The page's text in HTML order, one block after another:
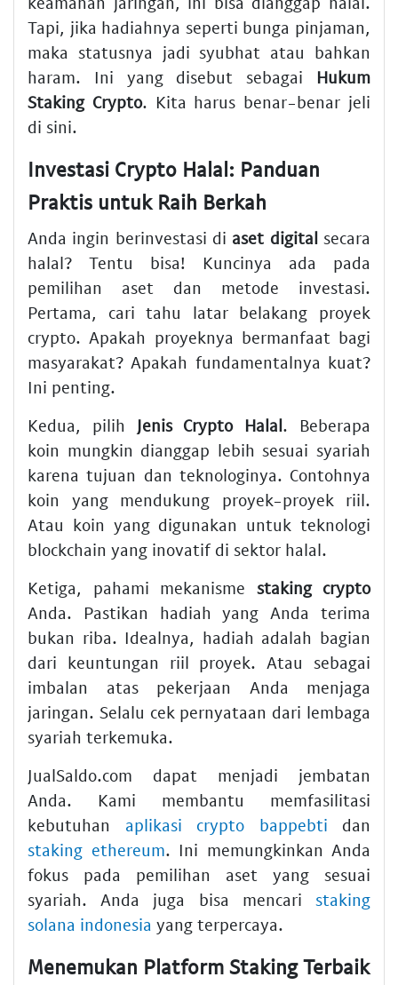
Tapi, jika hadiahnya seperti bunga pinjaman,
maka statusnya jadi syubhat atau bahkan
haram. Ini yang disebut sebagai Hukum
Staking Crypto. Kita harus benar-benar jeli
di sini.
Investasi Crypto Halal: Panduan
Praktis untuk Raih Berkah
Anda ingin berinvestasi di aset digitalsecara
halal? Tentu bisa! Kuncinya ada pada
pemilihan aset dan metode investasi.
Pertama, cari tahu latar belakang proyek
crypto. Apakah proyeknya bermanfaat bagi
masyarakat? Apakah fundamentalnya kuat?
Ini penting.
Kedua, pilih Jenis Crypto Halal. Beberapa
koin mungkin dianggap lebih sesuai syariah
karena tujuan dan teknologinya. Contohnya
koin yang mendukung proyek-proyek riil.
Atau koin yang digunakan untuk teknologi
blockchain yang inovatif di sektor halal.
Ketiga, pahami mekanisme staking crypto
Anda. Pastikan hadiah yang Anda terima
bukan riba. Idealnya, hadiah adalah bagian
dari keuntungan riil proyek. Atau sebagai
imbalan atas pekerjaan Anda menjaga
jaringan. Selalu cek pernyataan dari lembaga
syariah terkemuka.
JualSaldo.com dapat menjadi jembatan
Anda. Kami membantu memfasilitasi
kebutuhan aplikasi crypto bappebti dan
staking ethereum. Ini memungkinkan Anda
fokus pada pemilihan aset yang sesuai
syariah. Anda juga bisa mencari staking
solana indonesia yang terpercaya.
Menemukan Platform Staking Terbaik